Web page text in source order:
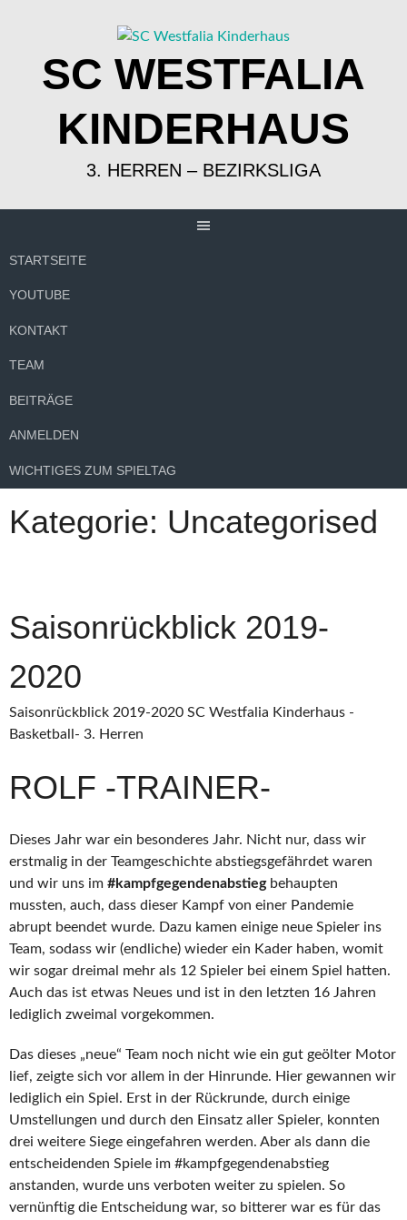
SC WESTFALIA
KINDERHAUS
3. HERREN – BEZIRKSLIGA
STARTSEITE
YOUTUBE
KONTAKT
TEAM
BEITRÄGE
ANMELDEN
WICHTIGES ZUM SPIELTAG
Kategorie: Uncategorised
Saisonrückblick 2019-
2020
Saisonrückblick 2019-2020 SC Westfalia Kinderhaus -
Basketball- 3. Herren
ROLF -TRAINER-
Dieses Jahr war ein besonderes Jahr. Nicht nur, dass wir
erstmalig in der Teamgeschichte abstiegsgefährdet waren
und wir uns im #kampfgegendenabstiegbehaupten
mussten, auch, dass dieser Kampf von einer Pandemie
abrupt beendet wurde. Dazu kamen einige neue Spieler ins
Team, sodass wir (endliche) wieder ein Kader haben, womit
wir sogar dreimal mehr als 12 Spieler bei einem Spiel hatten.
Auch das ist etwas Neues und ist in den letzten 16 Jahren
lediglich zweimal vorgekommen.
Das dieses „neue“ Team noch nicht wie ein gut geölter Motor
lief, zeigte sich vor allem in der Hinrunde. Hier gewannen wir
lediglich ein Spiel. Erst in der Rückrunde, durch einige
Umstellungen und durch den Einsatz aller Spieler, konnten
drei weitere Siege eingefahren werden. Aber als dann die
entscheidenden Spiele im #kampfgegendenabstieg
anstanden, wurde uns verboten weiter zu spielen. So
vernünftig die Entscheidung war, so bitterer war es für das